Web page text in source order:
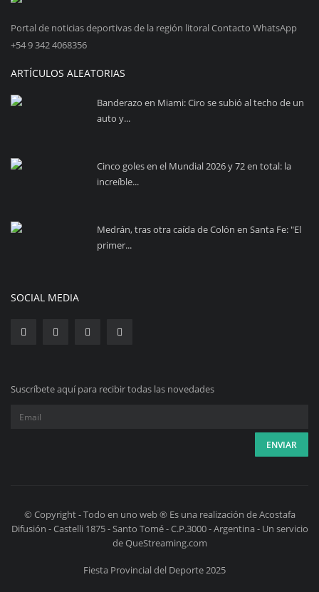
Portal de noticias deportivas de la región litoral Contacto WhatsApp
+54 9 342 4068356
ARTÍCULOS ALEATORIAS
Banderazo en Miami: Ciro se subió al techo de un
auto y...
Cinco goles en el Mundial 2026 y 72 en total: la
increíble...
Medrán, tras otra caída de Colón en Santa Fe: "El
primer...
SOCIAL MEDIA
Suscríbete aquí para recibir todas las novedades
© Copyright - Todo en uno web ® Es una realización de Acostafa
Difusión - Castelli 1875 - Santo Tomé - C.P.3000 - Argentina - Un servicio
de QueStreaming.com
Fiesta Provincial del Deporte 2025